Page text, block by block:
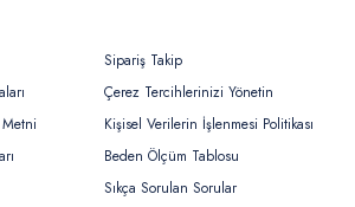
Sipariş Takip
Çerez Tercihlerinizi Yönetin
Kişisel Verilerin İşlenmesi Politikası
Beden Ölçüm Tablosu
Sıkça Sorulan Sorular